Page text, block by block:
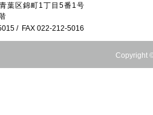
葉区錦町1丁目5番1号
/ FAX 022-212-5016
Copyright